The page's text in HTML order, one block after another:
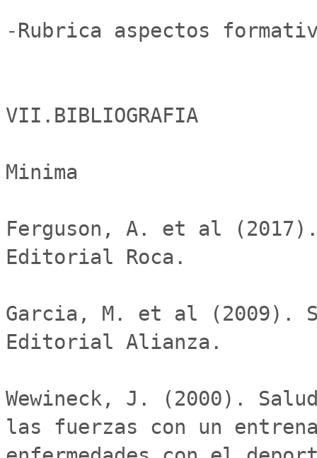
-Rubrica aspectos
VII.BIBLIOGRAFIA
Minima
Ferguson, A. et al
Editorial Roca.
Garcia, M. et al (2009).
Editorial Alianza.
Wewineck, J. (2000).
las fuerzas con un